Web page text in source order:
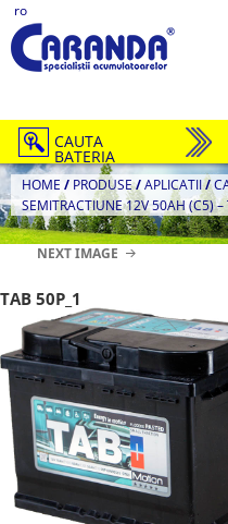
ro
CAUTA
BATERIA
HOME / PRODUSE/APLICATII/
SEMITRACTIUNE 12V 50AH (C5)
NEXT IMAGE
TAB 50P_1